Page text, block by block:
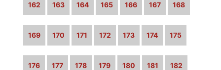
162 163 164 165 166 167 168
169 170 171 172 173 174 175
176 177 178 179 180 181 182